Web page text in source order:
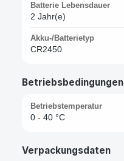
Batterie Lebensdauer
2 Jahr(e)
Akku-/Batterietyp
CR2450
Betriebsbedingungen
Betriebstemperatur
0 - 40 °C
Verpackungsdaten